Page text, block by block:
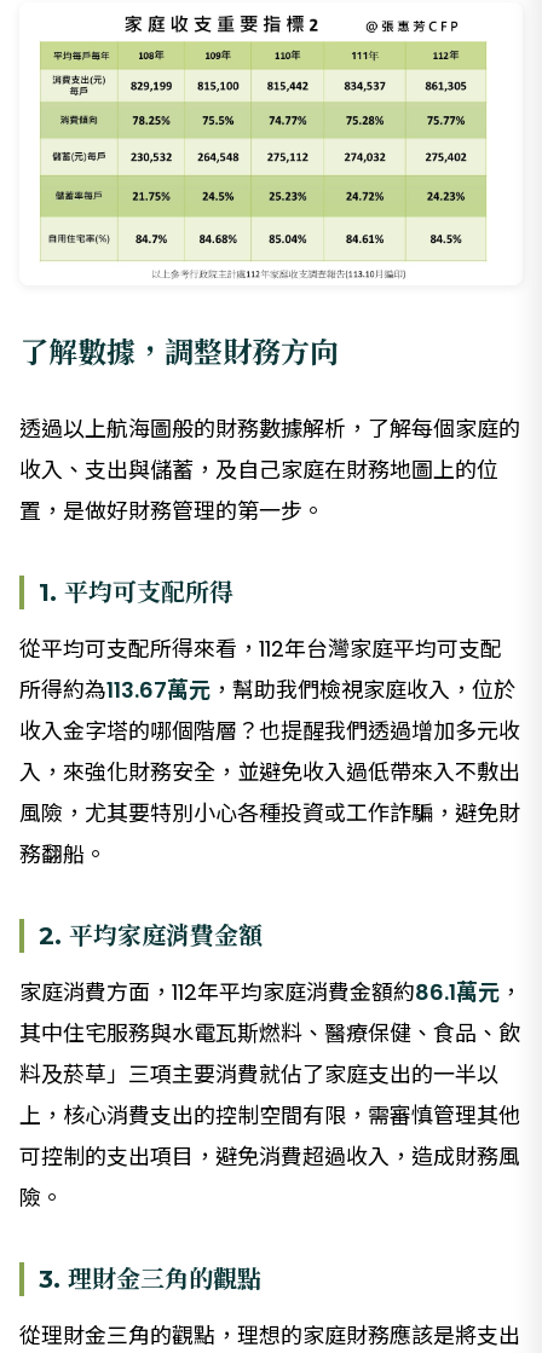
了解數據，調整財務方向
透過以上航海圖般的財務數據解析，了解每個家庭的
收入、支出與儲蓄，及自己家庭在財務地圖上的位
置，是做好財務管理的第一步。
1. 平均可支配所得
從平均可支配所得來看，112年台灣家庭平均可支配
所得約為113.67萬元 ，幫助我們檢視家庭收入，位於
收入金字塔的哪個階層？也提醒我們透過增加多元收
入，來強化財務安全，並避免收入過低帶來入不敷出
風險，尤其要特別小心各種投資或工作詐騙，避免財
務翻船。
2. 平均家庭消費金額
家庭消費方面，112年平均家庭消費金額約86.1萬元 ，
其中住宅服務與水電瓦斯燃料、醫療保健、食品、飲
料及菸草」三項主要消費就佔了家庭支出的一半以
上，核心消費支出的控制空間有限，需審慎管理其他
可控制的支出項目，避免消費超過收入，造成財務風
險。
3. 理財金三角的觀點
從理財金三角的觀點，理想的家庭財務應該是將支出